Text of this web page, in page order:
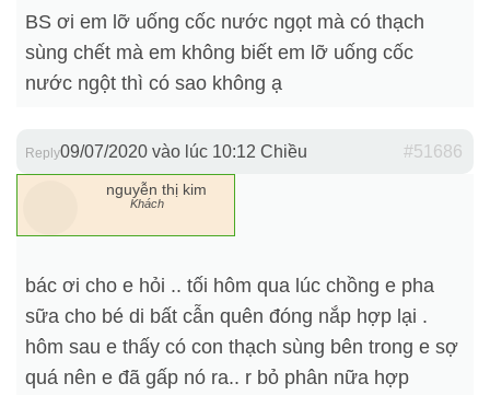
BS ơi em lỡ uống cốc nước ngọt mà có thạch
sùng chết mà em không biết em lỡ uống cốc
nước ngột thì có sao không ạ
09/07/2020 vào lúc 10:12 Chiều #51686
Reply
nguyễn thị kim
Khách
bác ơi cho e hỏi .. tối hôm qua lúc chồng e pha
sữa cho bé di bất cẫn quên đóng nắp hợp lại .
hôm sau e thấy có con thạch sùng bên trong e sợ
quá nên e đã gấp nó ra.. r bỏ phân nữa hợp